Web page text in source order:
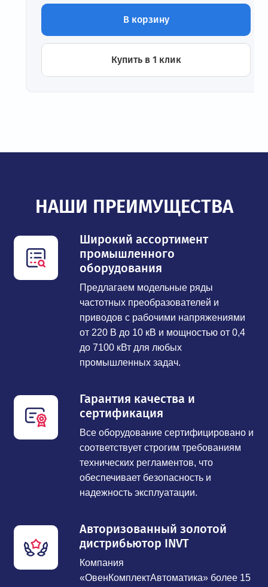
В корзину
Купить в 1 клик
НАШИ ПРЕИМУЩЕСТВА
Широкий ассортимент
промышленного
оборудования
Предлагаем модельные ряды
частотных преобразователей и
приводов с рабочими напряжениями
от 220 В до 10 кВ и мощностью от 0,4
до 7100 кВт для любых
промышленных задач.
Гарантия качества и
сертификация
Все оборудование сертифицировано и
соответствует строгим требованиям
технических регламентов, что
обеспечивает безопасность и
надежность эксплуатации.
Авторизованный золотой
дистрибьютор INVT
Компания
«ОвенКомплектАвтоматика» более 15